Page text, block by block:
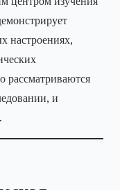
настроениях,
рассматриваются
и